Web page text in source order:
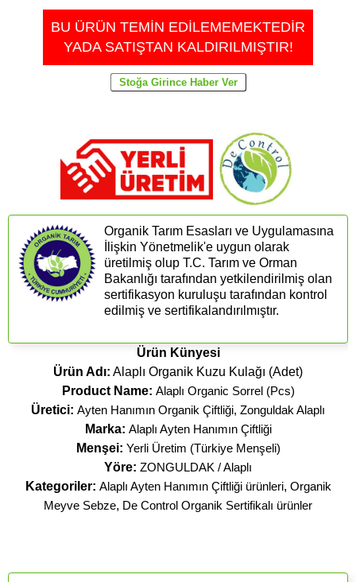
BU ÜRÜN TEMİN EDİLEMEMEKTEDİR
YADA SATIŞTAN KALDIRILMIŞTIR!
Organik Tarım Esasları ve Uygulamasına
İlişkin Yönetmelik'e uygun olarak
üretilmiş olup T.C. Tarım ve Orman
Bakanlığı tarafından yetkilendirilmiş olan
sertifikasyon kuruluşu tarafından kontrol
edilmiş ve sertifikalandırılmıştır.
Ürün Künyesi
Ürün Adı: Alaplı Organik Kuzu Kulağı (Adet)
Product Name: Alaplı Organic Sorrel (Pcs)
Üretici: Ayten Hanımın Organik Çiftliği, Zonguldak Alaplı
Marka: Alaplı Ayten Hanımın Çiftliği
Menşei: Yerli Üretim (Türkiye Menşeli)
Yöre: ZONGULDAK / Alaplı
Kategoriler: Alaplı Ayten Hanımın Çiftliği ürünleri, Organik
Meyve Sebze, De Control Organik Sertifikalı ürünler